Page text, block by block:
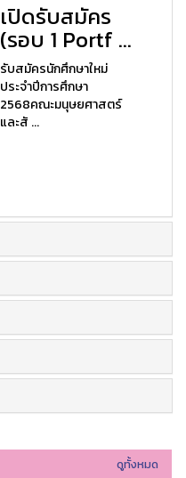
เปิดรับสมัคร
(รอบ 1 Portf ...
รับสมัครนักศึกษาใหม่
ประจำปีการศึกษา
2568คณะมนุษยศาสตร์
และสั ...
ดูทั้งหมด